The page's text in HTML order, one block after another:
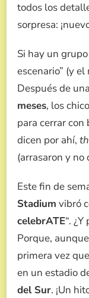
todos los
sorpresa:
Si hay un
escenario” (y
Después de
meses, los
para cerrar con
dicen por ahí,
(arrasaron y no
Este fin de
Stadium vibró
celebrATE“.
Porque,
primera vez
en un estadio
del Sur. ¡Un